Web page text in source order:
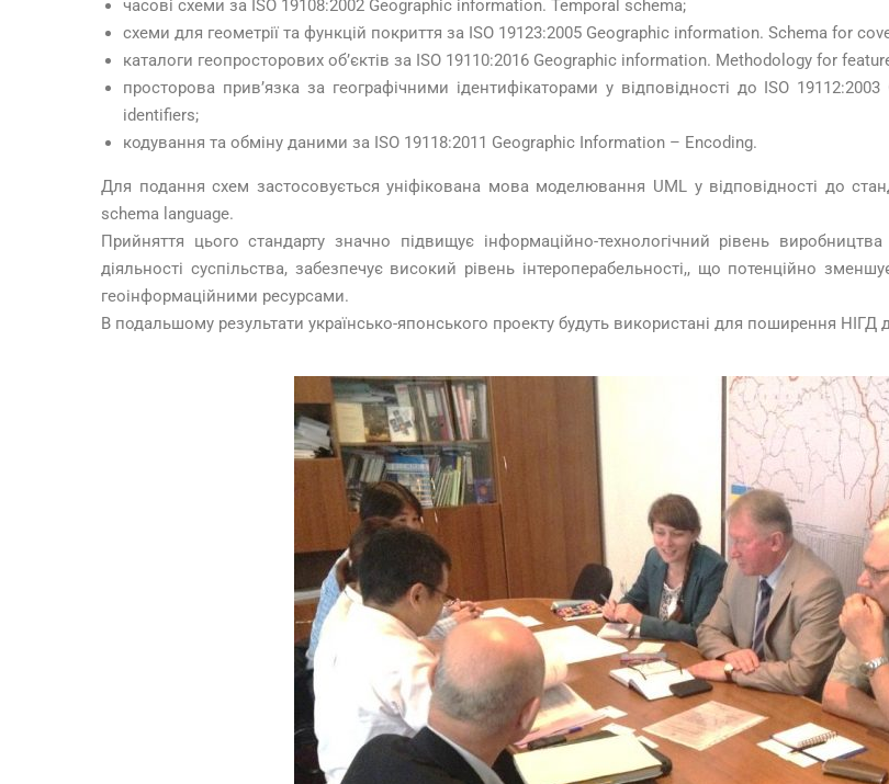
часові схеми за ISO 19108:2002 Geographic information. Temporal schema;
схеми для геометрії та функцій покриття за ISO 19123:2005 Geographic information. Schema for
каталоги геопросторових об’єктів за ISO 19110:2016 Geographic information. Methodology for
просторова прив’язка за географічними ідентифікаторами у відповідності до ISO
identifiers;
кодування та обміну даними за ISO 19118:2011 Geographic Information – Encoding.
Для подання схем застосовується уніфікована мова моделювання UML у відповідності до
schema language.
Прийняття цього стандарту значно підвищує інформаційно-технологічний рівень
діяльності суспільства, забезпечує високий рівень інтероперабельності,, що потенційно
геоінформаційними ресурсами.
В подальшому результати українсько-японського проекту будуть використані для поширення НІГД